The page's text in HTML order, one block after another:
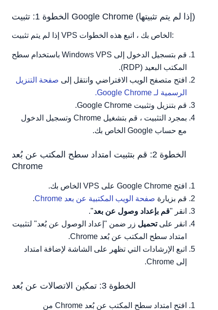
الخطوة 1: تثبيت Google Chrome (إذا لم يتم تثبيتها)
إذا لم يتم تثبيت VPS الخاص بك ، اتبع هذه الخطوات:
قم بتسجيل الدخول إلى Windows VPS باستخدام سطح
المكتب البعيد (RDP).
افتح متصفح الويب الافتراضي وانتقل إلى صفحة التنزيل
الرسمية لـ Google Chrome.
قم بتنزيل وتثبيت Google Chrome.
بمجرد التثبيت ، قم بتشغيل Chrome وتسجيل الدخول
مع حساب Google الخاص بك.
الخطوة 2: قم بتثبيت امتداد سطح المكتب عن بُعد
Chrome
افتح Google Chrome على VPS الخاص بك.
قم بزيارة صفحة الويب المكتبية عن بعد Chrome
.
انقر "قم بإعداد وصول عن بعد".
انقر علىتحميل زر ضمن "إعداد الوصول عن بُعد" لتثبيت
امتداد سطح المكتب عن بُعد Chrome.
اتبع الإرشادات التي تظهر على الشاشة لإضافة امتداد
إلى Chrome.
الخطوة 3: تمكين الاتصالات عن بُعد
افتح امتداد سطح المكتب عن بُعد Chrome من